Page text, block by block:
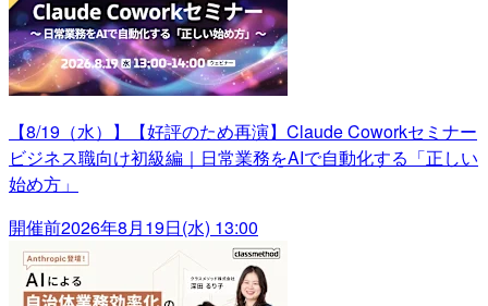
【8/19（水）】【好評のため再演】Claude Coworkセミナー
ビジネス職向け初級編｜日常業務をAIで自動化する「正しい
始め方」
開催前2026年8月19日(水) 13:00